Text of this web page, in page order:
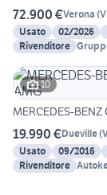
72.900 €Verona (
Usato
02/2026
Rivenditore
10
MERCEDES-
19.990 €Dueville(
Usato
09/2016
Rivenditore